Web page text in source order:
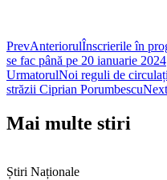
PrevAnteriorulÎnscrierile în
se fac până pe 20 ianuarie 2024
UrmatorulNoi reguli de
străzii Ciprian PorumbescuNext
Mai multe stiri
Știri Naționale